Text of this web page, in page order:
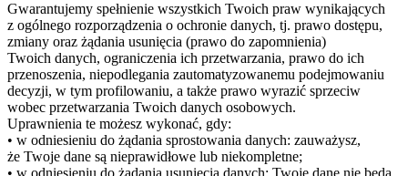
Gwarantujemy spełnienie wszystkich Twoich praw wynikających
z ogólnego rozporządzenia o ochronie danych, tj. prawo dostępu,
zmiany oraz żądania usunięcia (prawo do zapomnienia)
Twoich danych, ograniczenia ich przetwarzania, prawo do ich
przenoszenia, niepodlegania zautomatyzowanemu podejmowaniu
decyzji, w tym profilowaniu, a także prawo wyrazić sprzeciw
wobec przetwarzania Twoich danych osobowych.
Uprawnienia te możesz wykonać, gdy:
• w odniesieniu do żądania sprostowania danych: zauważysz,
że Twoje dane są nieprawidłowe lub niekompletne;
• w odniesieniu do żądania usunięcia danych: Twoje dane nie będą